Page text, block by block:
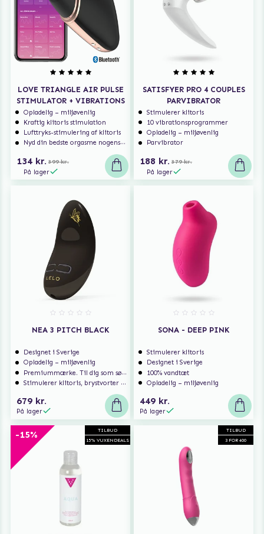
LOVE TRIANGLE AIR PULSE
STIMULATOR + VIBRATIONS
Opladelig – miljøvenlig
Kraftig klitoris stimulation
Lufttryks-stimulering af klitoris
Nyd din bedste orgasme nogensinde!
134 kr. 399 kr.
På lager
SATISFYER PRO 4 COUPLES
PARVIBRATOR
Stimulerer klitoris
10 vibrationsprogrammer
Opladelig – miljøvenlig
Parvibrator
188 kr. 379 kr.
På lager
NEA 3 PITCH BLACK
Designet i Sverige
Opladelig – miljøvenlig
Premiummærke. Til dig som søger ekstra høj kvalitet.
Stimulerer klitoris, brystvorter m.m.
679 kr.
På lager
SONA - DEEP PINK
Stimulerer klitoris
Designet i Sverige
100% vandtæt
Opladelig – miljøvenlig
449 kr.
På lager
TILBUD
15% VUXENDEALS
-15%
TILBUD
3 FOR 400